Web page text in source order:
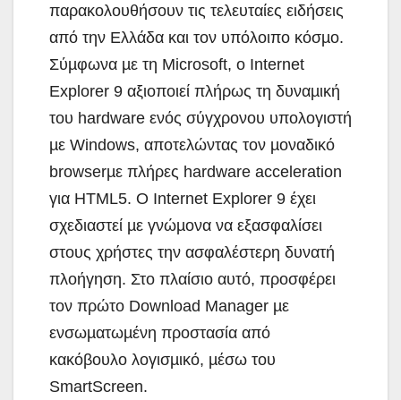
παρακολουθήσουν τις τελευταίες ειδήσεις
από την Ελλάδα και τον υπόλοιπο κόσµο.
Σύµφωνα µε τη Microsoft, ο Internet
Explorer 9 αξιοποιεί πλήρως τη δυναµική
του hardware ενός σύγχρονου υπολογιστή
µε Windows, αποτελώντας τον µοναδικό
browserµε πλήρες hardware acceleration
για HTML5. Ο Internet Explorer 9 έχει
σχεδιαστεί µε γνώµονα να εξασφαλίσει
στους χρήστες την ασφαλέστερη δυνατή
πλοήγηση. Στο πλαίσιο αυτό, προσφέρει
τον πρώτο Download Manager µε
ενσωµατωµένη προστασία από
κακόβουλο λογισµικό, µέσω του
SmartScreen.